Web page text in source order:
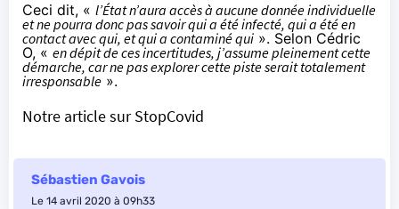
Ceci dit, « l’État n’aura accès à aucune donnée individuelle
et ne pourra donc pas savoir qui a été infecté, qui a été en
contact avec qui, et qui a contaminé qui ». Selon Cédric
O, « en dépit de ces incertitudes, j’assume pleinement cette
démarche, car ne pas explorer cette piste serait totalement
irresponsable ».
Notre articlesur StopCovid
Sébastien Gavois
Le 14 avril 2020 à 09h33